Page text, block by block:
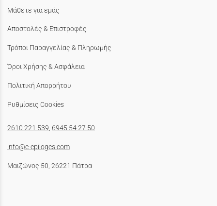
Μάθετε για εμάς
Αποστολές & Επιστροφές
Τρόποι Παραγγελίας & Πληρωμής
Όροι Χρήσης & Ασφάλεια
Πολιτική Απορρήτου
Ρυθμίσεις Cookies
2610 221 539, 6945 54 27 50
info@e-epiloges.com
Μαιζώνος 50, 26221 Πάτρα